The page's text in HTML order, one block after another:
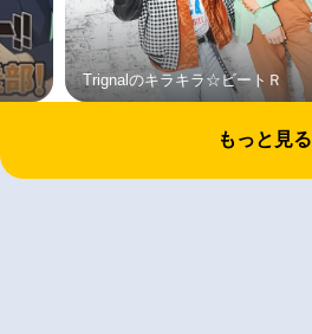
Trignalのキラキラ☆ビートＲ
もっと見る